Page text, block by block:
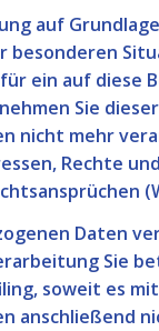
auf
besonderen
ein auf diese
Sie
nicht mehr
Rechte
Daten
Sie
soweit es
anschließend